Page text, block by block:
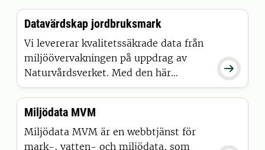

Datavärdskap jordbruksmark
Vi levererar kvalitetssäkrade data från
miljöövervakningen på uppdrag av
Naturvårdsverket. Med den här
insatsen får omvärlden snabbare
tillgång till de senaste resultaten.
Miljödata MVM
Miljödata MVM är en webbtjänst för
mark-, vatten- och miljödata, som